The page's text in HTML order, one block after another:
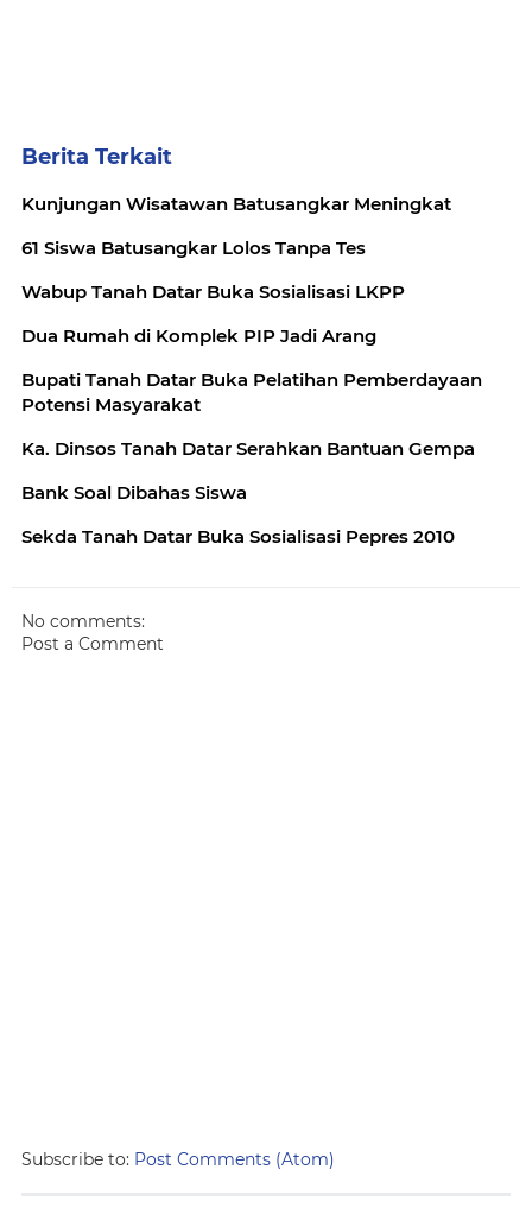
Berita Terkait
Kunjungan Wisatawan Batusangkar Meningkat
61 Siswa Batusangkar Lolos Tanpa Tes
Wabup Tanah Datar Buka Sosialisasi LKPP
Dua Rumah di Komplek PIP Jadi Arang
Bupati Tanah Datar Buka Pelatihan Pemberdayaan
Potensi Masyarakat
Ka. Dinsos Tanah Datar Serahkan Bantuan Gempa
Bank Soal Dibahas Siswa
Sekda Tanah Datar Buka Sosialisasi Pepres 2010
No comments:
Post a Comment
Subscribe to: Post Comments (Atom)